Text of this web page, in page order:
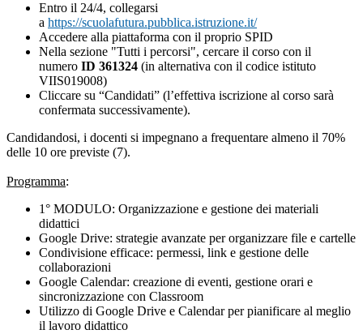
Entro il 24/4, collegarsi
a https://scuolafutura.pubblica.istruzione.it/
Accedere alla piattaforma con il proprio SPID
Nella sezione "Tutti i percorsi", cercare il corso con il
numero ID 361324 (in alternativa con il codice istituto
VIIS019008)
Cliccare su “Candidati” (l’effettiva iscrizione al corso sarà
confermata successivamente).
Candidandosi, i docenti si impegnano a frequentare almeno il 70%
delle 10 ore previste (7).
Programma:
1° MODULO: Organizzazione e gestione dei materiali
didattici
Google Drive: strategie avanzate per organizzare file e cartelle
Condivisione efficace: permessi, link e gestione delle
collaborazioni
Google Calendar: creazione di eventi, gestione orari e
sincronizzazione con Classroom
Utilizzo di Google Drive e Calendar per pianificare al meglio
il lavoro didattico